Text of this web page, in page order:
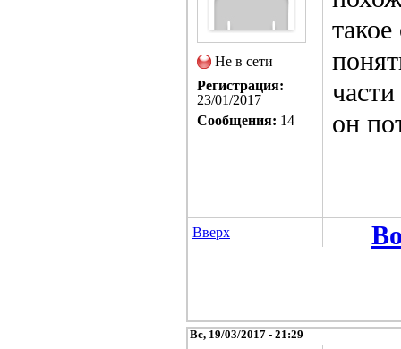
Не в сети
Регистрация:
23/01/2017
Сообщения: 14
он
Вверх
Вс, 19/03/2017 - 21:29